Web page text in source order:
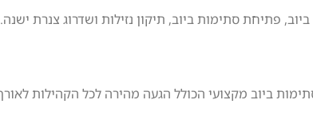
פתיחת סתימות ביוב, תיקון נזילות ושדרוג צנרת ישנה.